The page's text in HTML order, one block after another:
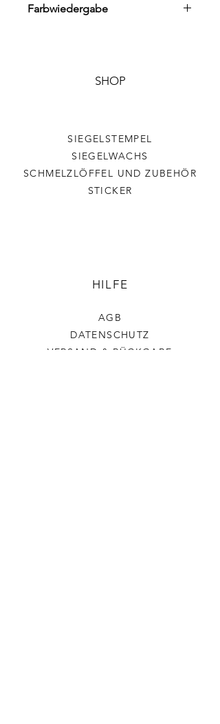
Farbwiedergabe
Farbabweichungen möglich
SHOP
SIEGELSTEMPEL
SIEGELWACHS
SCHMELZLÖFFEL UND ZUBEHÖR
STICKER
HILFE
AGB
DATENSCHUTZ
VERSAND & RÜCKGABE